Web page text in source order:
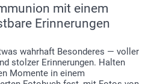
mit einem
Erinnerungen
wahrhaft Besonderes — voller
stolzer Erinnerungen. Halten
Momente in einem